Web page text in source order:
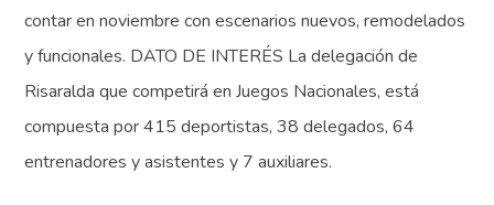
contar en noviembre con escenarios nuevos, remodelados
y funcionales. DATO DE INTERÉS La delegación de
Risaralda que competirá en Juegos Nacionales, está
compuesta por 415 deportistas, 38 delegados, 64
entrenadores y asistentes y 7 auxiliares.